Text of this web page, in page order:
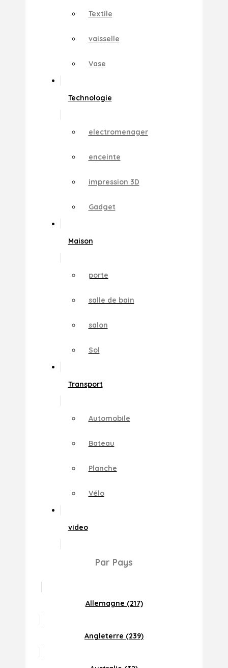
Textile
vaisselle
Vase
Technologie
electromenager
enceinte
impression 3D
Gadget
Maison
porte
salle de bain
salon
Sol
Transport
Automobile
Bateau
Planche
Vélo
video
Par Pays
Allemagne (217)
Angleterre (239)